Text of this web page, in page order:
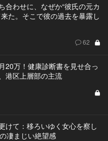
合わせに、なぜか“彼氏の元カ
来た。そこで彼の過去を暴露し
62
20万！健康診断書を見せ合っ
港区上層部の主流
けて：移ろいゆく女心を察し
凄まじい絶望感